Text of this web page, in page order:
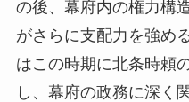
の後、幕府内の権力構
がさらに支配力を強め
はこの時期に北条時頼
し、幕府の政務に深く